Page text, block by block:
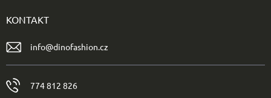
KONTAKT
info@dinofashion.cz
774 812 826